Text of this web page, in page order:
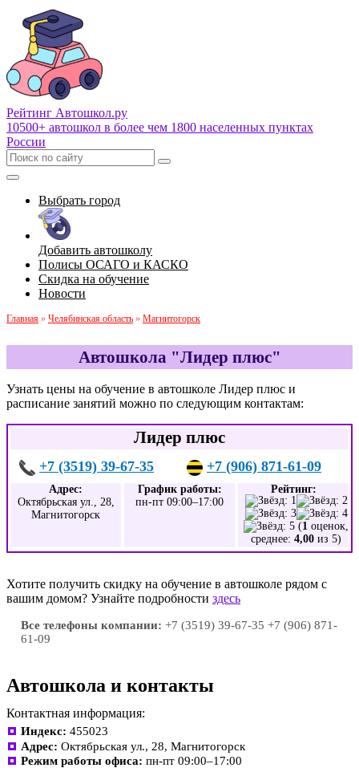
Рейтинг Автошкол.ру
10500+ автошкол в более чем 1800 населенных пунктах
России
Выбрать город
Добавить автошколу
Полисы ОСАГО и КАСКО
Скидка на обучение
Новости
Главная » Челябинская область » Магнитогорск
Автошкола "Лидер плюс"
Узнать цены на обучение в автошколе Лидер плюс и
расписание занятий можно по следующим контактам:
Лидер плюс
+7 (3519) 39-67-35 +7 (906) 871-61-09
Адрес:
Октябрьская ул., 28,
Магнитогорск
График работы:
пн-пт 09:00–17:00
Рейтинг:
(1 оценок,
среднее: 4,00 из 5)
Хотите получить скидку на обучение в автошколе рядом с
вашим домом? Узнайте подробности здесь
Все телефоны компании: +7 (3519) 39-67-35 +7 (906) 871-
61-09
Автошкола и контакты
Контактная информация:
Индекс: 455023
Адрес: Октябрьская ул., 28, Магнитогорск
Режим работы офиса: пн-пт 09:00–17:00